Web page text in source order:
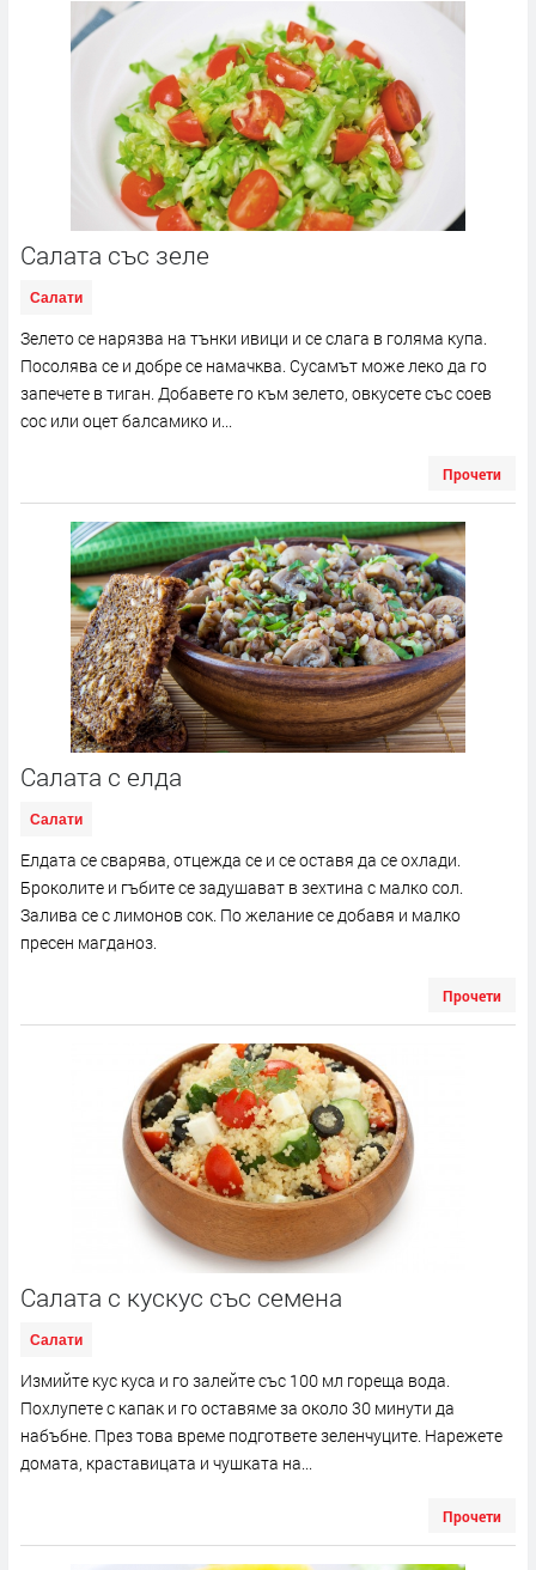
Салата със зеле
Салати
Зелето се нарязва на тънки ивици и се слага в голяма купа.
Посолява се и добре се намачква. Сусамът може леко да го
запечете в тиган. Добавете го към зелето, овкусете със соев
сос или оцет балсамико и...
Прочети
Салата с елда
Салати
Елдата се сварява, отцежда се и се оставя да се охлади.
Броколите и гъбите се задушават в зехтина с малко сол.
Залива се с лимонов сок. По желание се добавя и малко
пресен магданоз.
Прочети
Салата с кускус със семена
Салати
Измийте кус куса и го залейте със 100 мл гореща вода.
Похлупете с капак и го оставяме за около 30 минути да
набъбне. През това време подгответе зеленчуците. Нарежете
домата, краставицата и чушката на...
Прочети